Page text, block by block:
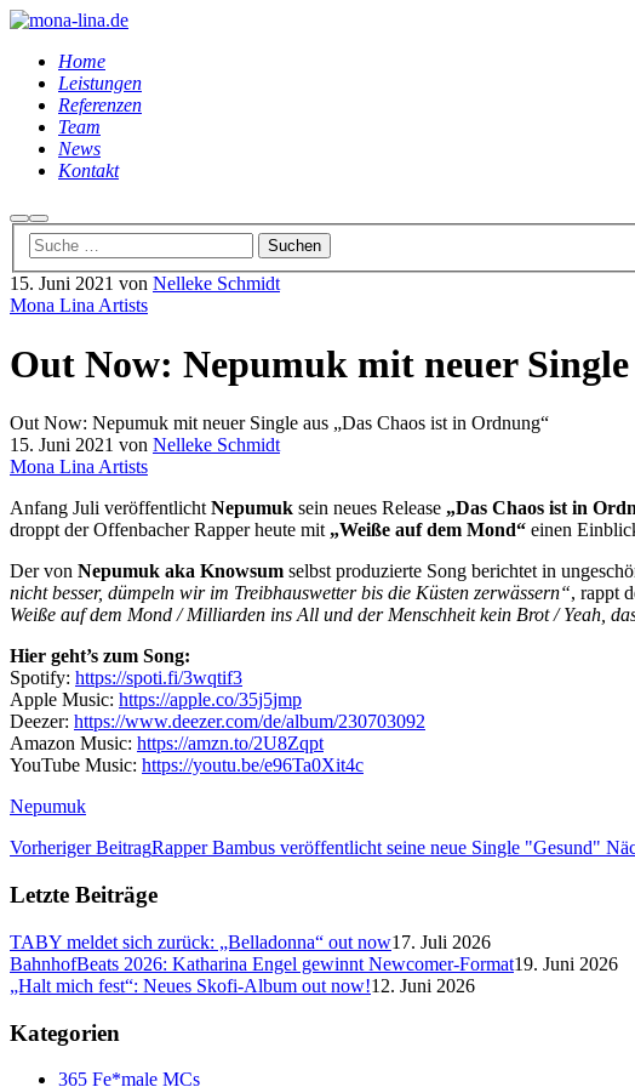
Home
Leistungen
Referenzen
Team
News
Kontakt
Suchen
Hauptmenü
15. Juni 2021 von Nelleke Schmidt
Mona Lina Artists
Out Now: Nepumuk mit neuer
Out Now: Nepumuk mit neuer Single aus „Das Chaos ist in Ordnung“
15. Juni 2021 von Nelleke Schmidt
Mona Lina Artists
Anfang Juli veröffentlichtNepumuk sein neues Release „Das Chaos ist in
droppt der Offenbacher Rapper heute mit„Weiße auf dem Mond“ einen
Der von Nepumuk aka Knowsum selbst produzierte Song berichtet in
nicht besser, dümpeln wir im Treibhauswetter bis die Küsten zerwässern“, rappt
Weiße auf dem Mond / Milliarden ins All und der Menschheit kein Brot / Yeah,
Hier geht’s zum Song:
Spotify: https://spoti.fi/3wqtif3
Apple Music: https://apple.co/35j5jmp
Deezer: https://www.deezer.com/de/album/230703092
Amazon Music: https://amzn.to/2U8Zqpt
YouTube Music: https://youtu.be/e96Ta0Xit4c
Nepumuk
Vorheriger BeitragRapper Bambus veröffentlicht seine neue Single "Gesund"
Letzte Beiträge
TABY meldet sich zurück: „Belladonna“ out now17. Juli 2026
BahnhofBeats 2026: Katharina Engel gewinnt Newcomer-Format19. Juni 2026
„Halt mich fest“: Neues Skofi-Album out now!12. Juni 2026
Kategorien
365 Fe*male MCs